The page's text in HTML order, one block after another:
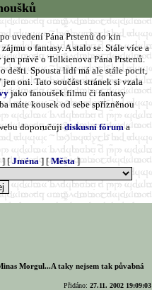
uvedení Pána Prstenů do kin
o fantasy. A stalo se. Stále více a
právě o Tolkienova Pána Prstenů.
dešti. Spousta lidí má ale stále pocit,
oni. Tato součást stránek si vzala
jako fanoušek filmu či fantasy
máte kousek od sebe spřízněnou
doporučujidiskusní fóruma
] [Jména] [Města]
Morgul...A taky nejsem tak půvabná
Přidáno: 27.11. 2002 19:09:03